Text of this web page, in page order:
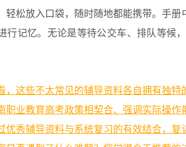
轻松放入口袋，随时随地都能携带。手
行记忆。无论是等待公交车、排队等候
，这些不太常见的辅导资料各自拥有独
职业教育高考政策相契合、强调实际操
优秀辅导资料与系统复习的有效结合，